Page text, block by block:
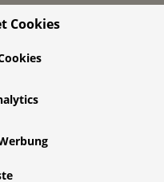
Cookies